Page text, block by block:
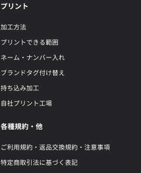
プリント
加工方法
プリントできる範囲
ネーム・ナンバー入れ
ブランドタグ付け替え
持ち込み加工
自社プリント工場
各種規約・他
ご利用規約・返品交換規約・注意事項
特定商取引法に基づく表記